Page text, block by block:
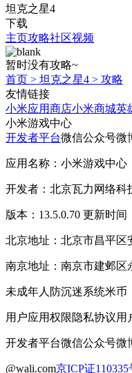
坦克之星4
下载
主页攻略社区视频
暂时没有攻略~
首页 > 坦克之星4 > 攻略
友情链接
小米应用商店小米商城英
小米游戏中心
开发者平台微信公众号微
应用名称：小米游戏中心
开发者：北京瓦力网络科
版本：13.5.0.70 更新时间
北京地址：北京市昌平区
南京地址：南京市建邺区
未成年人防沉迷系统米币
用户应用权限隐私协议用
开发者平台微信公众号微
@wali.com京ICP证110335